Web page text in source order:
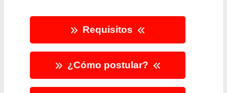
Requisitos
¿Cómo postular?